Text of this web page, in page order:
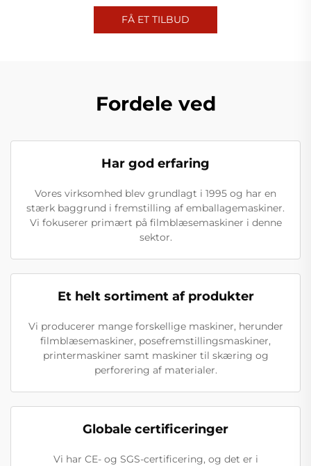
FÅ ET TILBUD
Fordele ved
Har god erfaring
Vores virksomhed blev grundlagt i 1995 og har en
stærk baggrund i fremstilling af emballagemaskiner.
Vi fokuserer primært på filmblæsemaskiner i denne
sektor.
Et helt sortiment af produkter
Vi producerer mange forskellige maskiner, herunder
filmblæsemaskiner, posefremstillingsmaskiner,
printermaskiner samt maskiner til skæring og
perforering af materialer.
Globale certificeringer
Vi har CE- og SGS-certificering, og det er i